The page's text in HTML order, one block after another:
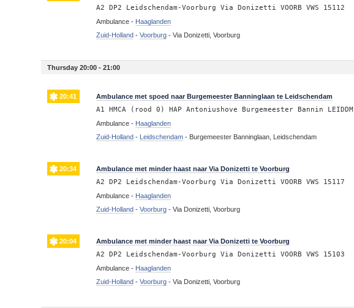
A2 DP2 Leidschendam-Voorburg Via Donizetti VOORB VWS 15112
Ambulance - Haaglanden
Zuid-Holland -Voorburg -Via Donizetti, Voorburg
Thursday 20:00 - 21:00
20:41 Ambulance met spoed naar Burgemeester Banninglaan te Leidschendam
A1 HMCA (rood 0) HAP Antoniushove Burgemeester Bannin
Ambulance - Haaglanden
Zuid-Holland - Leidschendam - Burgemeester Banninglaan, Leidschendam
20:34 Ambulance met minder haast naar Via Donizetti te Voorburg
A2 DP2 Leidschendam-Voorburg Via Donizetti VOORB VWS 15117
Ambulance - Haaglanden
Zuid-Holland -Voorburg -Via Donizetti, Voorburg
20:04 Ambulance met minder haast naar Via Donizetti te Voorburg
A2 DP2 Leidschendam-Voorburg Via Donizetti VOORB VWS 15103
Ambulance - Haaglanden
Zuid-Holland -Voorburg -Via Donizetti, Voorburg